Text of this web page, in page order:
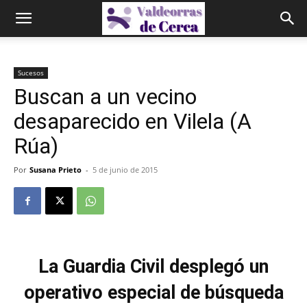
Sucesos
Buscan a un vecino
desaparecido en Vilela (A
Rúa)
Por Susana Prieto - 5 de junio de 2015
La Guardia Civil desplegó un
operativo especial de búsqueda